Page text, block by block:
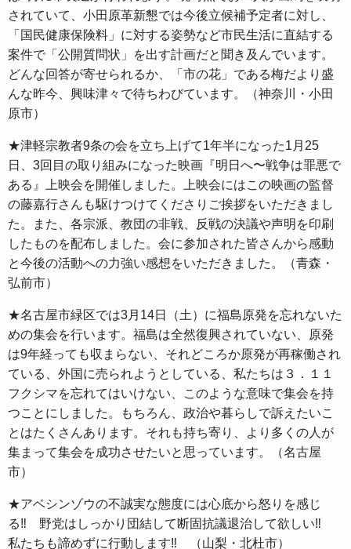
されていて、小田原革新懇では今後立候補予定者に対し、
「国民健康保険料」に対する姿勢など市民生活に直結する
案件で「公開質問状」を出す計画だと聞き及んでいます。
どんな回答が寄せられるか、「市の花」である梅だより盛
んな昨今、興味津々で待ちわびています。（神奈川・小田
原市）
★津軽宗教者9条の会を立ち上げて1年半になった1月25
日、3回目の取り組みになった映画『明日へ〜戦争は罪悪で
ある』上映会を開催しました。上映会にはこの映画の監督
の藤嘉行さんも駆けつけてくださりご挨拶をいただきまし
た。また、各宗派、教団の非戦、反戦の決議や声明を印刷
したものを配布しました。会に参加された皆さんから感動
と今後の活動への力強い感想をいただきました。（青森・
弘前市）
★名古屋市緑区では3月14日（土）に福島原発を忘れないた
めの集会を行います。福島は全然復興されていない、原発
は9年経っても収まらない、それどころか原発が再稼働され
ている、外国に売られようとしている、私たちは３．１１
フクシマを忘れてはいけない、このような意味で集会を持
つことにしました。もちろん、政治や暮らしで訴えたいこ
とはたくさんあります。それも持ち寄り、より多くの人が
集まって集会を成功させたいと思っています。（名古屋
市）
★アベシンゾウの不誠実な態度には心底から怒りを感じ
る‼ 野党はしっかり団結して断固抗議退治して欲しい‼
私たちも諦めずに行動します‼ （山梨・北杜市）